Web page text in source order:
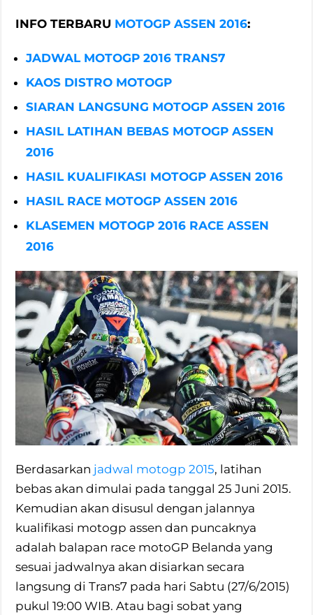
INFO TERBARU MOTOGP ASSEN 2016:
JADWAL MOTOGP 2016 TRANS7
KAOS DISTRO MOTOGP
SIARAN LANGSUNG MOTOGP ASSEN 2016
HASIL LATIHAN BEBAS MOTOGP ASSEN
2016
HASIL KUALIFIKASI MOTOGP ASSEN 2016
HASIL RACE MOTOGP ASSEN 2016
KLASEMEN MOTOGP 2016 RACE ASSEN
2016
Berdasarkan jadwal motogp 2015, latihan
bebas akan dimulai pada tanggal 25 Juni 2015.
Kemudian akan disusul dengan jalannya
kualifikasi motogp assen dan puncaknya
adalah balapan race motoGP Belanda yang
sesuai jadwalnya akan disiarkan secara
langsung di Trans7 pada hari Sabtu (27/6/2015)
pukul 19:00 WIB. Atau bagi sobat yang